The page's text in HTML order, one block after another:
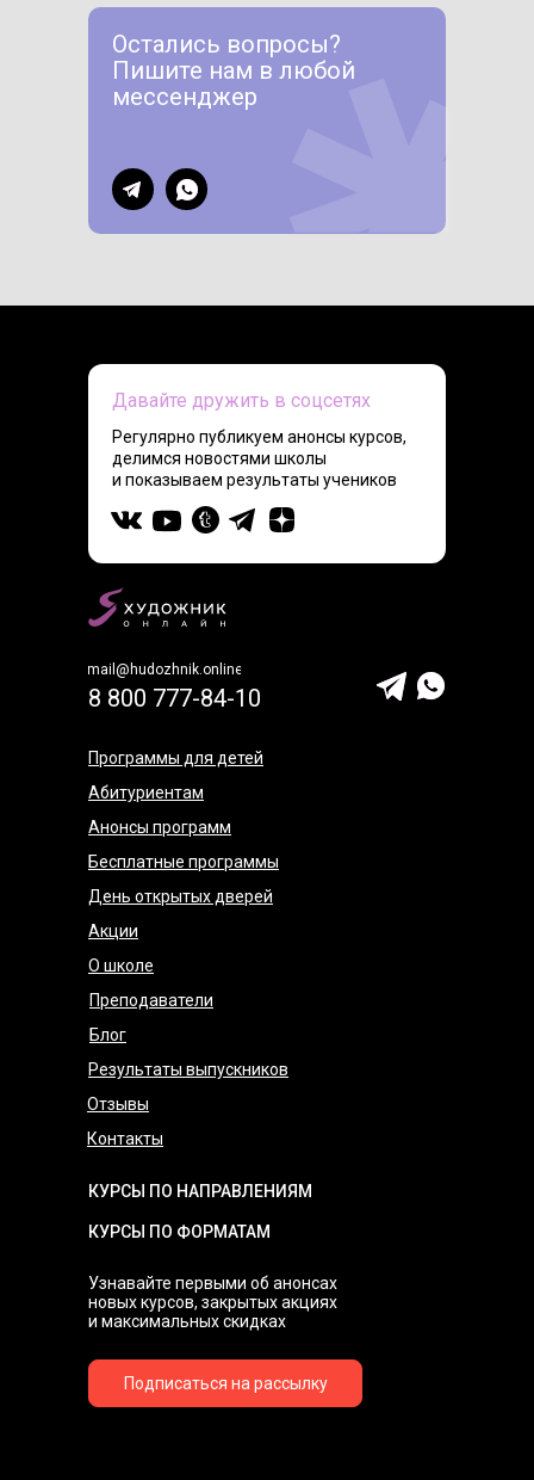
Остались вопросы?
Пишите нам в любой
мессенджер
Давайте дружить в соцсетях
mail@hudozhnik.online
Узнавайте первыми об анонсах
новых курсов, закрытых акциях
и максимальных скидках
Регулярно публикуем анонсы курсов,
делимся новостями школы
и показываем результаты учеников
8 800 777-84-10
КУРСЫ ПО НАПРАВЛЕНИЯМ
КУРСЫ ПО ФОРМАТАМ
Программы для детей
Абитуриентам
Анонсы программ
Бесплатные программы
День открытых дверей
Акции
О школе
Преподаватели
Блог
Результаты выпускников
Отзывы
Контакты
Подписаться на рассылку